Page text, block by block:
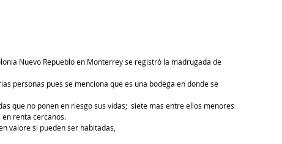
Nuevo Repueblo en Monterrey se registró la madrugada de
personas pues se menciona que es una bodega en donde se
que no ponen en riesgo sus vidas;  siete mas entre ellos menores
renta cercanos.
valore si pueden ser habitadas,